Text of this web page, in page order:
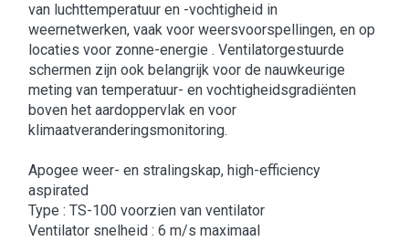
van luchttemperatuur en -vochtigheid in
weernetwerken, vaak voor weersvoorspellingen, en op
locaties voor zonne-energie . Ventilatorgestuurde
schermen zijn ook belangrijk voor de nauwkeurige
meting van temperatuur- en vochtigheidsgradiënten
boven het aardoppervlak en voor
klimaatveranderingsmonitoring.
Apogee weer- en stralingskap, high-efficiency
aspirated
Type : TS-100 voorzien van ventilator
Ventilator snelheid : 6 m/s maximaal